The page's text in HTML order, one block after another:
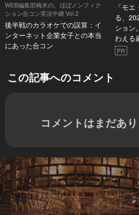
WEB編集部梅木の、ほぼノンフィク
ション合コン実況中継 Vol.2
後半戦のカラオケでの誤算：イ
ンターネット企業女子との本当
にあった合コン
「モ
る、
ション
わえる
PR
この記事へのコメント
コメントはまだあり